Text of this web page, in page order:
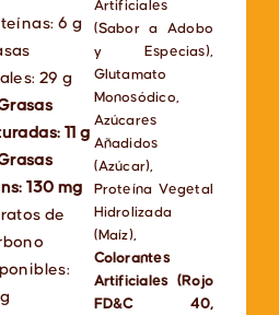
6 g
29 g
11 g
130 mg
de
Artificiales
(Sabor a Adobo
y Especias),
Glutamato
Monosódico,
Azúcares
Añadidos
(Azúcar),
Proteína Vegetal
Hidrolizada
(Maíz),
Colorantes
Artificiales (Rojo
FD&C 40,